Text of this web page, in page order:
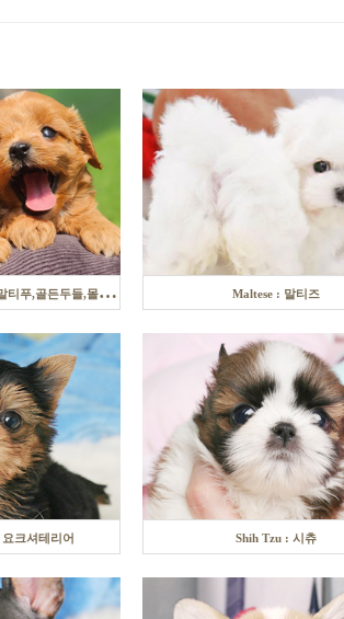
H
ybrid : 하이브리드 견종(말티푸,골든두들,몰키 등) Maltese : 말티즈
크셔테리어 Shih Tzu : 시츄